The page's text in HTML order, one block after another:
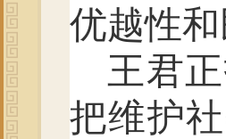
优越性
王君
把维护